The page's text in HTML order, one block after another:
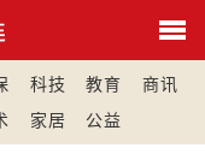
科技 教育
商讯
家居 公益